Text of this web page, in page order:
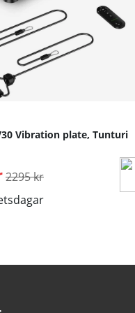
Vibration plate, Tunturi
Ordinarie pris:
2295 kr